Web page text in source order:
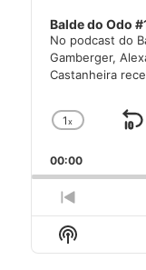
Balde do Odo
No podcast do
Gamberger,
Castanheira
Change
Rate
1x
00:00
Previous
Episode
Show
Podcast